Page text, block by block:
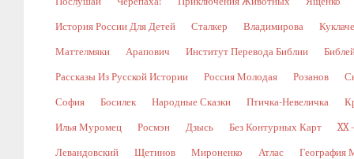
История России Для Детей Сталкер Владимирова
Маттелмяки Арапович Институт Перевода Библии
Рассказы Из Русской Истории Россия Молодая Розанов
София Босилек Народные Сказки Птичка-Невеличка
Илья Муромец Росмэн Дзысь Без Контурных Карт XX
Левандовский Щетинов Мироненко Атлас География